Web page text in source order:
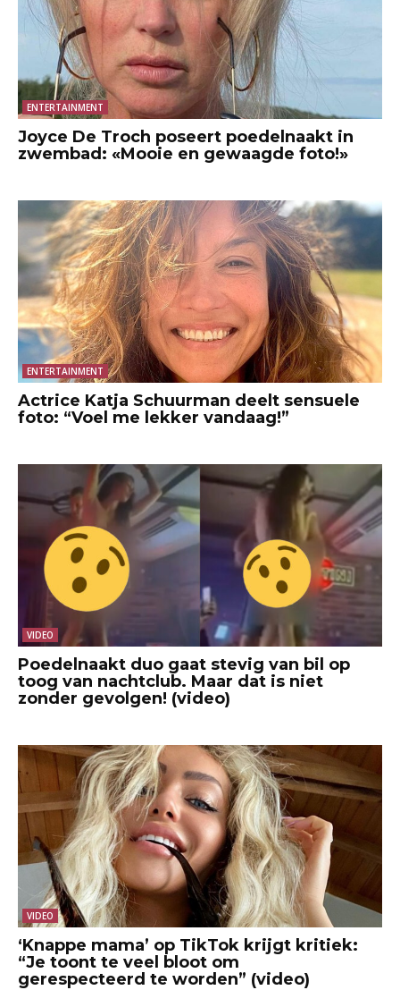
ENTERTAINMENT
Joyce De Troch poseert poedelnaakt in
zwembad: «Mooie en gewaagde foto!»
ENTERTAINMENT
Actrice Katja Schuurman deelt sensuele
foto: “Voel me lekker vandaag!”
VIDEO
Poedelnaakt duo gaat stevig van bil op
toog van nachtclub. Maar dat is niet
zonder gevolgen! (video)
VIDEO
‘Knappe mama’ op TikTok krijgt kritiek:
“Je toont te veel bloot om
gerespecteerd te worden” (video)